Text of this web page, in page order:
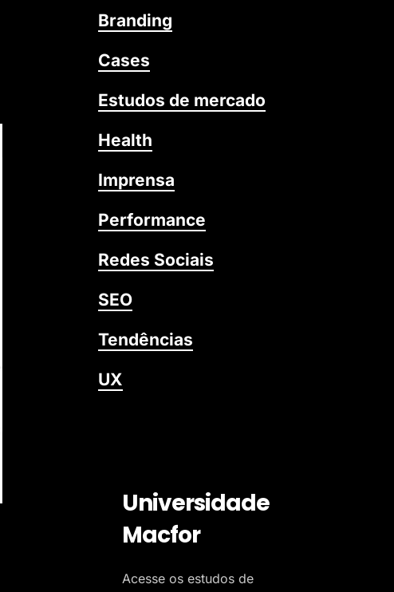
Branding
Cases
Estudos de mercado
Health
Imprensa
Performance
Redes Sociais
SEO
Tendências
UX
Universidade
Macfor
Acesse os estudos de